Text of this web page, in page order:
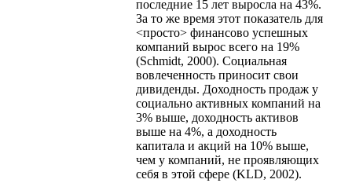
последние 15 лет выросла на 43%.
За то же время этот показатель для
<просто> финансово успешных
компаний вырос всего на 19%
(Schmidt, 2000). Социальная
вовлеченность приносит свои
дивиденды. Доходность продаж у
социально активных компаний на
3% выше, доходность активов
выше на 4%, а доходность
капитала и акций на 10% выше,
чем у компаний, не проявляющих
себя в этой сфере (KLD, 2002).